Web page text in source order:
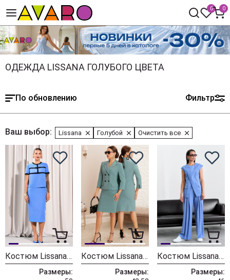
0 0
ОДЕЖДА LISSANA ГОЛУБОГО ЦВЕТА
По обновлению Фильтр
Ваш выбор: Lissana Голубой Очистить все
Костюм Lissana 5014 голубой
Размеры:
Костюм Lissana 5036 морская глубина
Размеры:
Костюм Lissana 5016 джинс
Размеры: